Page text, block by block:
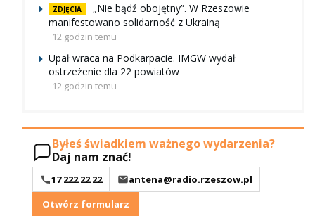
ZDJĘCIA
„Nie bądź obojętny”. W Rzeszowie
manifestowano solidarność z Ukrainą
12 godzin temu
Upał wraca na Podkarpacie. IMGW wydał
ostrzeżenie dla 22 powiatów
12 godzin temu
Byłeś świadkiem ważnego wydarzenia?
Daj nam znać!
17 222 22 22
antena@radio.rzeszow.pl
Otwórz formularz